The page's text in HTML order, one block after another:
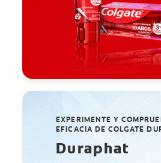
EXPERIMENTE Y
EFICACIA DE COLGATE
Duraphat